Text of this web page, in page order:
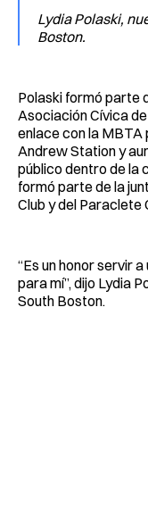
Lydia Polaski,
Boston.
Polaski formó parte
Asociación Cívica
enlace con la MBTA
Andrew Station y
público dentro de la
formó parte de la
Club y del Paraclete
“Es un honor servir
para mí”, dijo Lydia
South Boston.